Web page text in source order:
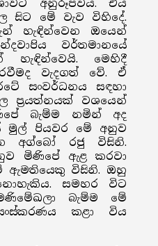
අනුරූපවය. එය
සිට මේ වැව විහිදේ.
හැඳින්වෙන ඔයෙන්
වර්තමානයේ
මෙහිදී
වැදගත් වේ. ඒ
සංවර්ධනය සඳහා
ප්‍රයත්නයක් වශයෙන්
බැම්ම නමින් අද
මුල් පියවර මේ අනුව
අග්බෝ රජු විසිනි.
මිණිපේ ඇළ කරවා
ඇමතියෙකු විසිනි. ඔහු
සමහර විට
බැම්ම මේ
කළා විය